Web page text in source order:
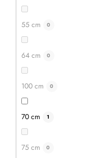
55 cm 0
64 cm 0
100 cm 0
70 cm 1
75 cm 0